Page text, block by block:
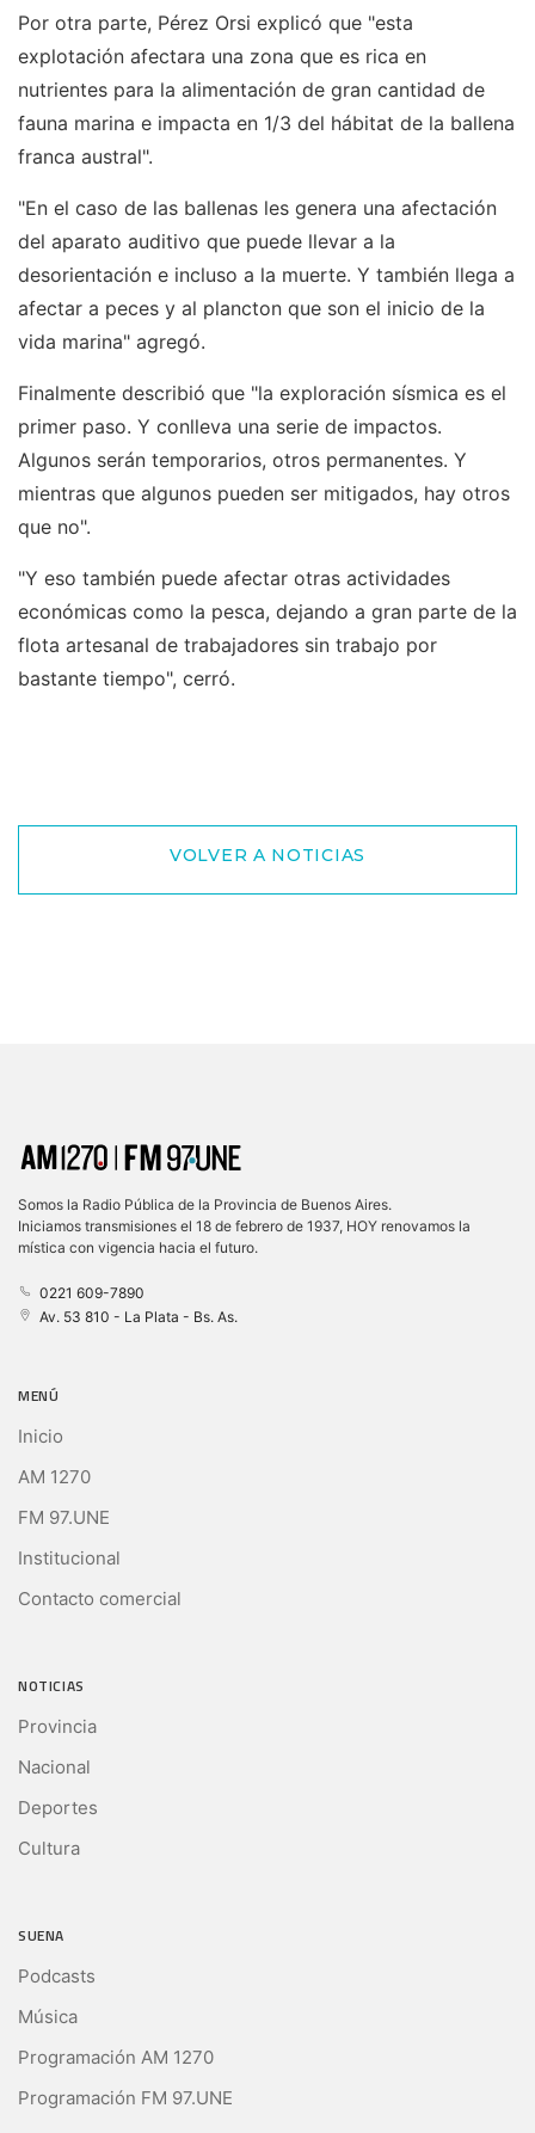
Por otra parte, Pérez Orsi explicó que "esta
explotación afectara una zona que es rica en
nutrientes para la alimentación de gran cantidad de
fauna marina e impacta en 1/3 del hábitat de la ballena
franca austral".
"En el caso de las ballenas les genera una afectación
del aparato auditivo que puede llevar a la
desorientación e incluso a la muerte. Y también llega a
afectar a peces y al plancton que son el inicio de la
vida marina" agregó.
Finalmente describió que "la exploración sísmica es el
primer paso. Y conlleva una serie de impactos.
Algunos serán temporarios, otros permanentes. Y
mientras que algunos pueden ser mitigados, hay otros
que no".
"Y eso también puede afectar otras actividades
económicas como la pesca, dejando a gran parte de la
flota artesanal de trabajadores sin trabajo por
bastante tiempo", cerró.
VOLVER A NOTICIAS
Somos la Radio Pública de la Provincia de Buenos Aires.
Iniciamos transmisiones el 18 de febrero de 1937, HOY renovamos la
mística con vigencia hacia el futuro.
0221 609-7890
Av. 53 810 - La Plata - Bs. As.
MENÚ
Inicio
AM 1270
FM 97.UNE
Institucional
Contacto comercial
NOTICIAS
Provincia
Nacional
Deportes
Cultura
SUENA
Podcasts
Música
Programación AM 1270
Programación FM 97.UNE